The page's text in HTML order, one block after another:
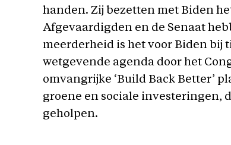
handen. Zij bezetten met Biden
Afgevaardigden en de Senaat
meerderheid is het voor Biden bij
wetgevende agenda door het
omvangrijke ‘Build Back Better’
groene en sociale investeringen,
geholpen.